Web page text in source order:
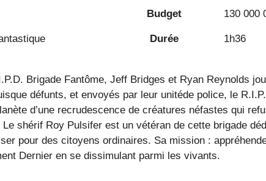
Budget 130 000
Durée 1h36
Brigade Fantôme, Jeff Bridges et Ryan Reynolds
défunts, et envoyés par leur unitéde police, le
d’une recrudescence de créatures néfastes qui
shérif Roy Pulsifer est un vétéran de cette brigade
pour des citoyens ordinaires. Sa mission :
Dernier en se dissimulant parmi les vivants.